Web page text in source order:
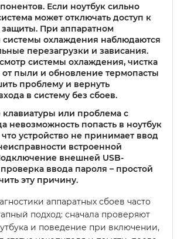
Если ноутбук сильно
может отключать доступ к
защиты. При аппаратном
охлаждения наблюдаются
перезагрузки и зависания.
системы охлаждения, чистка
от пыли и обновление термопасты
проблему и вернуть
в систему без сбоев.
или проблема с
невозможность попасть в ноутбук
что устройство не принимает ввод
встроенной
внешней USB-
ввода пароля – простой
эту причину.
аппаратных сбоев часто
подход: сначала проверяют
и поведение при включении,